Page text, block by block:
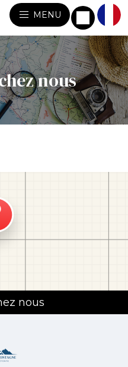
MENU
nous
nous